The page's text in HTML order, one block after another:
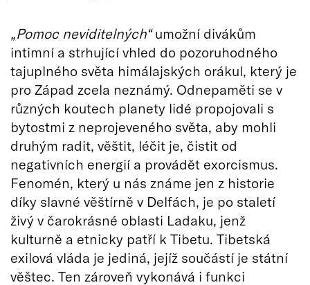
„Pomoc neviditelných“umožní divákům
intimní a strhující vhled do pozoruhodného
tajuplného světa himálajských orákul, který je
pro Západ zcela neznámý. Odnepaměti se v
různých koutech planety lidé propojovali s
bytostmi z neprojeveného světa, aby mohli
druhým radit, věštit, léčit je, čistit od
negativních energií a provádět exorcismus.
Fenomén, který u nás známe jen z historie
díky slavné věštírně v Delfách, je po staletí
živý v čarokrásné oblasti Ladaku, jenž
kulturně a etnicky patří k Tibetu. Tibetská
exilová vláda je jediná, jejíž součástí je státní
věštec. Ten zároveň vykonává i funkci